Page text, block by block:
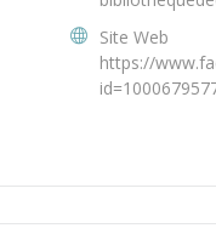
Site Web
https://